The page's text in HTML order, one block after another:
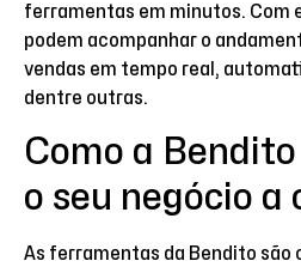
ferramentas em minutos. Com
podem acompanhar o
vendas em tempo real,
dentre outras.
Como a
o seu negócio a
As ferramentas da Bendito são